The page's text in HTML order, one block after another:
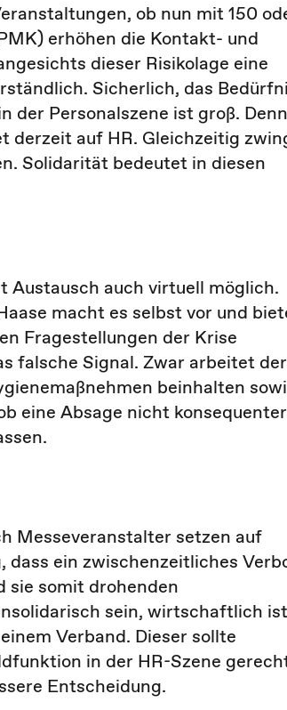
ob nun mit 150
erhöhen die Kontakt- und
dieser Risikolage eine
Sicherlich, das
der Personalszene ist groß. Denn
derzeit auf HR. Gleichzeitig
Solidarität bedeutet in diesen
Austausch auch virtuell möglich.
macht es selbst vor und
Fragestellungen der Krise
falsche Signal. Zwar arbeitet der
beinhalten
eine Absage nicht konsequenter
Messeveranstalter setzen auf
dass ein zwischenzeitliches
sie somit drohenden
sein, wirtschaftlich ist
Verband. Dieser sollte
in der HR-Szene
Entscheidung.